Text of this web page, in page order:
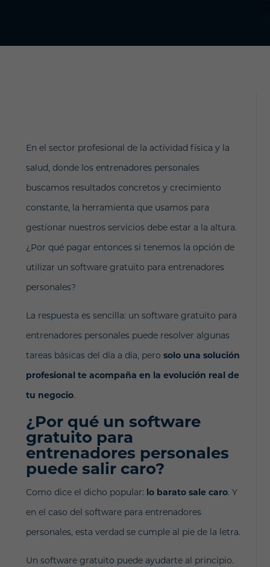
En el sector profesional de la actividad física y la
salud, donde los entrenadores personales
buscamos resultados concretos y crecimiento
constante, la herramienta que usamos para
gestionar nuestros servicios debe estar a la altura.
¿Por qué pagar entonces si tenemos la opción de
utilizar un software gratuito para entrenadores
personales?
La respuesta es sencilla: un software gratuito para
entrenadores personales puede resolver algunas
tareas básicas del día a día, pero solo una solución
profesional te acompaña en la evolución real de
tu negocio.
¿Por qué un software
gratuito para
entrenadores personales
puede salir caro?
Como dice el dicho popular: lo barato sale caro. Y
en el caso del software para entrenadores
personales, esta verdad se cumple al pie de la letra.
Un software gratuito puede ayudarte al principio.